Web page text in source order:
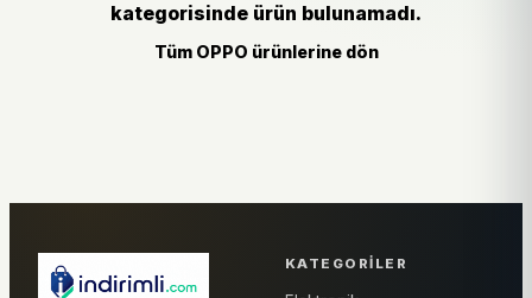
kategorisinde ürün bulunamadı.
Tüm OPPO ürünlerine dön
KATEGORILER